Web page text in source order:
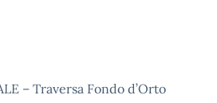
– Traversa Fondo d’Orto